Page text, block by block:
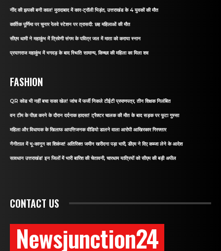
नींद की झपकी बनी काल! मुरादाबाद में कार-ट्रॉली भिड़ंत, उत्तराखंड के 4 युवकों की मौत
कार्तिक पूर्णिमा पर चुनार रेलवे स्टेशन पर त्रासदी: छह महिलाओं की मौत
सीएम धामी ने महाकुंभ में त्रिवेणी संगम के पवित्र जल में माता को कराया स्नान
प्रयागराज महाकुंभ में भगदड़ के बाद स्थिति सामान्य, किच्छा की महिला का मिला शव
FASHION
QR कोड भी नहीं बचा सका खेल! जांच में फर्जी निकले टीईटी प्रमाणपत्र, तीन शिक्षक निलंबित
वन टीम के पीछा करने के दौरान दर्दनाक हादसा! ट्रैक्टर चालक की मौत के बाद सड़क पर फूटा गुस्सा
महिला और विधायक के खिलाफ आपत्तिजनक वीडियो डालने वाला आरोपी आखिरकार गिरफ्तार
नैनीताल में भू-कानून का शिकंजा! अतिरिक्त जमीन खरीदना पड़ा भारी, डीएम ने दिए कब्जा लेने के आदेश
सावधान उत्तराखंड! इन जिलों में भारी बारिश की चेतावनी, चारधाम यात्रियों को सीएम की बड़ी अपील
CONTACT US
Newsjunction24